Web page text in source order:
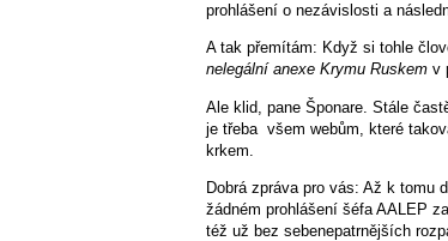
prohlášení o nezávislosti a
A tak přemítám: Když si tohle
nelegální anexe Krymu Ruskem v
Ale klid, pane Šponare. Stále
je třeba všem webům, které
krkem.
Dobrá zpráva pro vás: Až k tomu
žádném prohlášení šéfa AALEP
též už bez sebenepatrnějších